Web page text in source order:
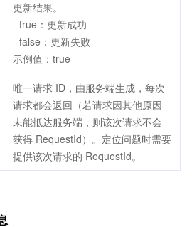
更新结果。
- true：更新成功
- false：更新失败
示例值：true
唯一请求 ID，由服务端生成，每次
请求都会返回（若请求因其他原因
未能抵达服务端，则该次请求不会
获得 RequestId）。定位问题时需要
提供该次请求的 RequestId。